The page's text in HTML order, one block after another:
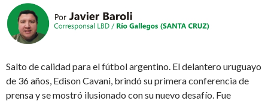
Salto de calidad para el fútbol argentino. El delantero uruguayo
de 36 años, Edison Cavani, brindó su primera conferencia de
prensa y se mostró ilusionado con su nuevo desafío. Fue